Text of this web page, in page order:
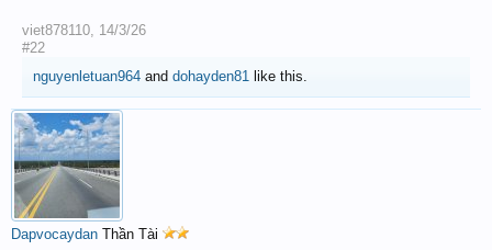
viet878110, 14/3/26
#22
nguyenletuan964 and dohayden81 like this.
Dapvocaydan Thần Tài